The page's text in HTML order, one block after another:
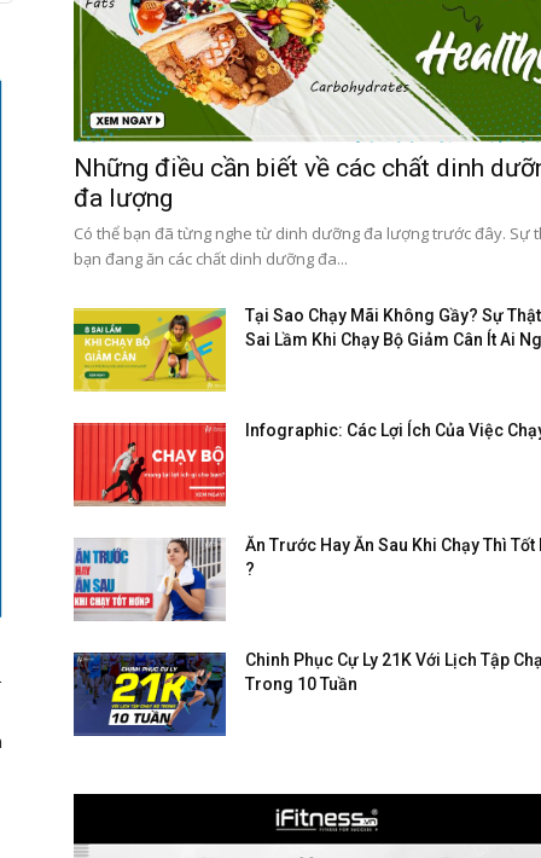
Những điều cần biết về các chất dinh
đa lượng
Có thể bạn đã từng nghe từ dinh dưỡng đa lượng trước đây. Sự
bạn đang ăn các chất dinh dưỡng đa...
Tại Sao Chạy Mãi Không Gầy? Sự
Sai Lầm Khi Chạy Bộ Giảm Cân Ít Ai
Infographic: Các Lợi Ích Của Việc
Ăn Trước Hay Ăn Sau Khi Chạy Thì Tốt
?
Chinh Phục Cự Ly 21K Với Lịch Tập
Trong 10 Tuần